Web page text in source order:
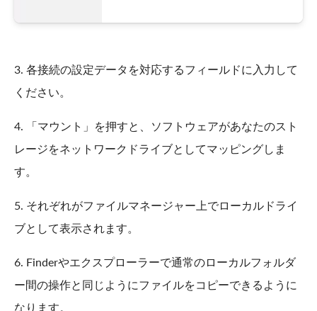
3. 各接続の設定データを対応するフィールドに入力して
ください。
4. 「マウント」を押すと、ソフトウェアがあなたのスト
レージをネットワークドライブとしてマッピングしま
す。
5. それぞれがファイルマネージャー上でローカルドライ
ブとして表示されます。
6. Finderやエクスプローラーで通常のローカルフォルダ
ー間の操作と同じようにファイルをコピーできるように
なります。